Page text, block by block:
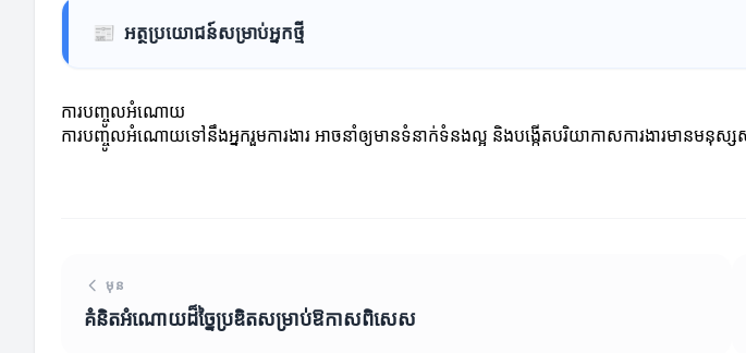
📰 អត្ថប្រយោជន៍សម្រាប់អ្នកថ្មី
ការបញ្ចូលអំណោយ
ការបញ្ចូលអំណោយទៅនឹងអ្នករួមការងារ អាចនាំឲ្យមានទំនាក់ទំនងល្អ និងបង្កើតបរិយាកាសការងារមា
មុន
គំនិតអំណោយដ៏ច្នៃប្រឌិតសម្រាប់ឱកាសពិសេស